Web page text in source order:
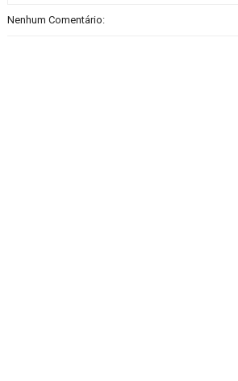
Nenhum Comentário: